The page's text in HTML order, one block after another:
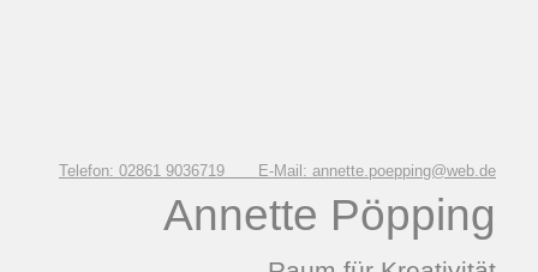
Telefon: 02861 9036719 E-Mail: annette.poepping@web.de
Annette Pöpping